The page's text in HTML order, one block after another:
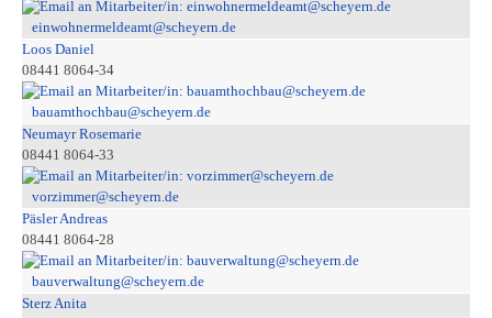
einwohnermeldeamt@scheyern.de
Loos Daniel
08441 8064-34
bauamthochbau@scheyern.de
Neumayr Rosemarie
08441 8064-33
vorzimmer@scheyern.de
Päsler Andreas
08441 8064-28
bauverwaltung@scheyern.de
Sterz Anita